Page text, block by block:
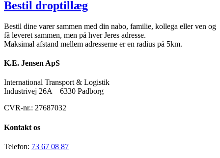
Bestil droptillæg
Bestil dine varer sammen med din nabo, familie, kollega eller ven og
få leveret sammen, men på hver Jeres adresse.
Maksimal afstand mellem adresserne er en radius på 5km.
K.E. Jensen ApS
International Transport & Logistik
Industrivej 26A – 6330 Padborg
CVR-nr.: 27687032
Kontakt os
Telefon: 73 67 08 87